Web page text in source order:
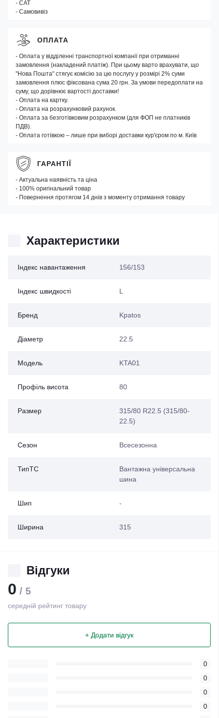
Характеристики
Індекс навантаження 156/153
Індекс швидкості L
Бренд Kpatos
Діаметр 22.5
Модель KTA01
Профіль висота 80
Размер
315/80 R22.5 (315/80-
22.5)
Сезон Всесезонна
ТипТС
Вантажна універсальна
шина
Шип -
Ширина 315
Відгуки
0 / 5
середній рейтинг товару
+ Додати відгук
0
0
0
0
- САТ
- Самовивіз
ОПЛАТА
- Оплата у відділенні транспортної компанії при отриманні
замовлення (накладений платіж). При цьому варто врахувати, що
"Нова Пошта" стягує комісію за цю послугу у розмірі 2% суми
замовлення плюс фіксована сума 20 грн. За умови передоплати на
суму, що дорівнює вартості доставки!
- Оплата на картку.
- Оплата на розрахунковий рахунок.
- Оплата за безготівковим розрахунком (для ФОП не платників
ПДВ).
- Оплата готівкою – лише при виборі доставки кур'єром по м. Київ
ГАРАНТІЇ
- Актуальна наявність та ціна
- 100% оригінальний товар
- Повернення протягом 14 днів з моменту отримання товару